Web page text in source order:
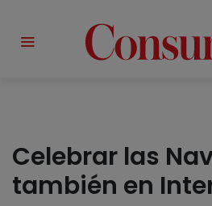
Celebrar las
también en